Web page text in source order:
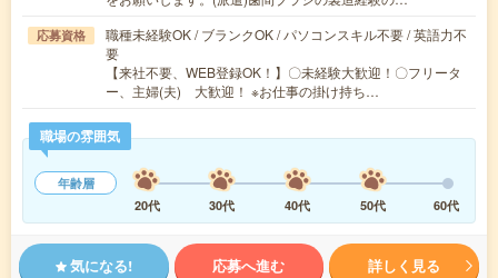
応募資格
職種未経験OK / ブランクOK / パソコンスキル不要 / 英語力不
要
【来社不要、WEB登録OK！】〇未経験大歓迎！〇フリータ
ー、主婦(夫) 大歓迎！ ※お仕事の掛け持ち…
職場の雰囲気
年齢層
20代
30代 40代 50代 60代
気になる! 応募へ進む 詳しく見る